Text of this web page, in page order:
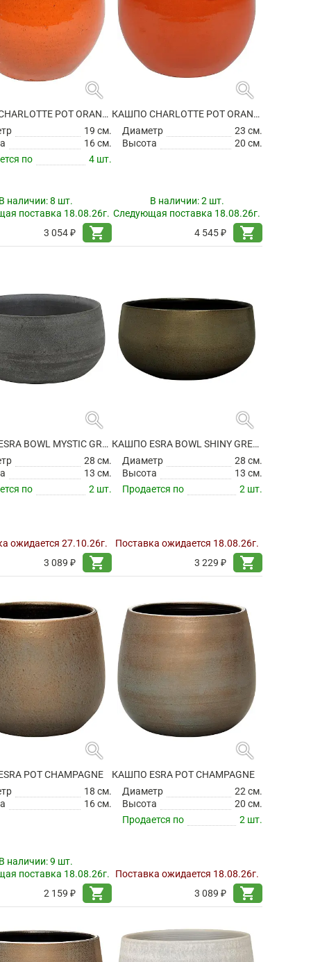
search
КАШПО CHARLOTTE POT ORANGE
19 см.
16 см.
по
4 шт.
наличии:8 шт.
поставка 18.08.26г.
3 054 ₽
shopping_cart
search
КАШПО CHARLOTTE POT ORANGE
Диаметр
23 см.
Высота
20 см.
В наличии:2 шт.
Следующая поставка 18.08.26г.
4 545 ₽
shopping_cart
search
КАШПО ESRA BOWL MYSTIC GREY
28 см.
13 см.
по
2 шт.
ожидается 27.10.26г.
3 089 ₽
shopping_cart
search
КАШПО ESRA BOWL SHINY GREEN
Диаметр
28 см.
Высота
13 см.
Продается по
2 шт.
Поставка ожидается 18.08.26г.
3 229 ₽
shopping_cart
search
POT CHAMPAGNE
18 см.
16 см.
наличии:9 шт.
поставка 18.08.26г.
2 159 ₽
shopping_cart
search
КАШПО ESRA POT CHAMPAGNE
Диаметр
22 см.
Высота
20 см.
Продается по
2 шт.
Поставка ожидается 18.08.26г.
3 089 ₽
shopping_cart